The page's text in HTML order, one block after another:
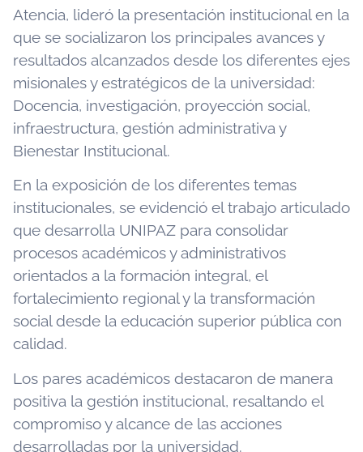
Atencia, lideró la presentación institucional en la
que se socializaron los principales avances y
resultados alcanzados desde los diferentes ejes
misionales y estratégicos de la universidad:
Docencia, investigación, proyección social,
infraestructura, gestión administrativa y
Bienestar Institucional.
En la exposición de los diferentes temas
institucionales, se evidenció el trabajo articulado
que desarrolla UNIPAZ para consolidar
procesos académicos y administrativos
orientados a la formación integral, el
fortalecimiento regional y la transformación
social desde la educación superior pública con
calidad.
Los pares académicos destacaron de manera
positiva la gestión institucional, resaltando el
compromiso y alcance de las acciones
desarrolladas por la universidad.